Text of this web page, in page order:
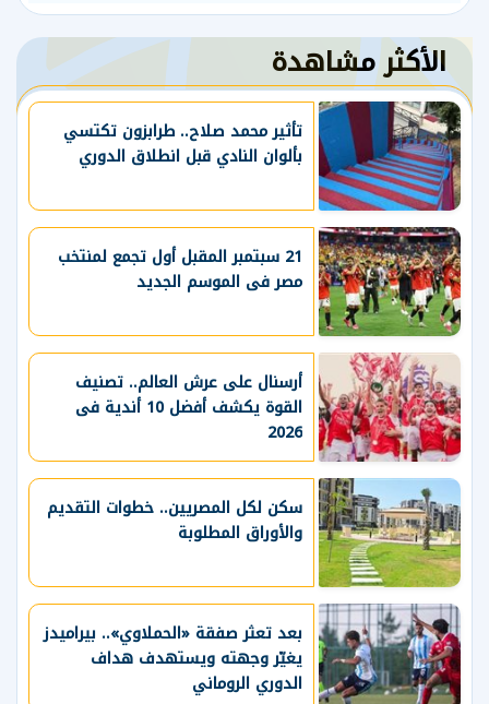
الأكثر مشاهدة
تأثير محمد صلاح.. طرابزون تكتسي
بألوان النادي قبل انطلاق الدوري
21 سبتمبر المقبل أول تجمع لمنتخب
مصر فى الموسم الجديد
أرسنال على عرش العالم.. تصنيف
القوة يكشف أفضل 10 أندية فى
2026
سكن لكل المصريين.. خطوات التقديم
والأوراق المطلوبة
بعد تعثر صفقة «الحملاوي».. بيراميدز
يغيّر وجهته ويستهدف هداف
الدوري الروماني